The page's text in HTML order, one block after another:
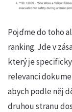
Pojďme do toho
ranking. Jde v
který je
relevanci
abych podle něj
druhou stranu